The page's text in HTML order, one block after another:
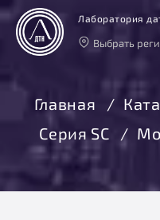
Лаборатория
Выбрать
Москва
Санкт-
Главная
Серия SC